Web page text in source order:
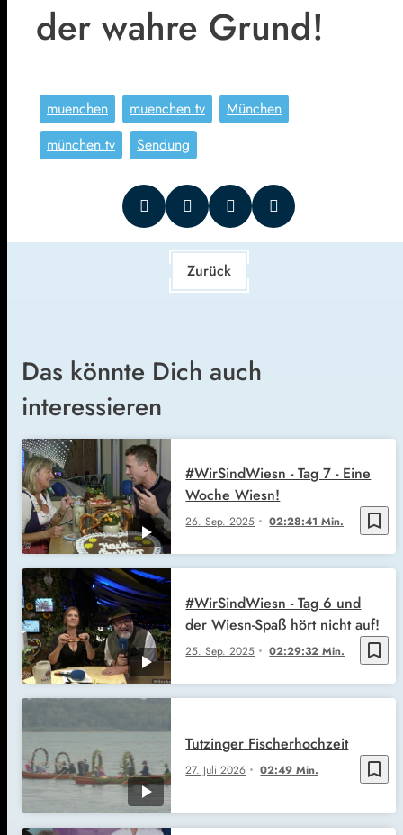
der wahre Grund!
muenchen muenchen.tv
München
münchen.tv
Sendung
Zurück
Das könnte Dich auch
interessieren
bookmark_border
26. Sep. 2025 02:28:41 Min.
#WirSindWiesn - Tag 7 - Eine
Woche Wiesn!
bookmark_border
25. Sep. 2025 02:29:32 Min.
#WirSindWiesn - Tag 6 und
der Wiesn-Spaß hört nicht auf!
bookmark_border
27. Juli 2026 02:49 Min.
Tutzinger Fischerhochzeit